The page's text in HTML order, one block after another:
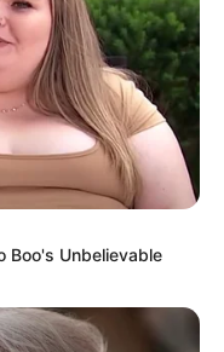
Boo's Unbelievable